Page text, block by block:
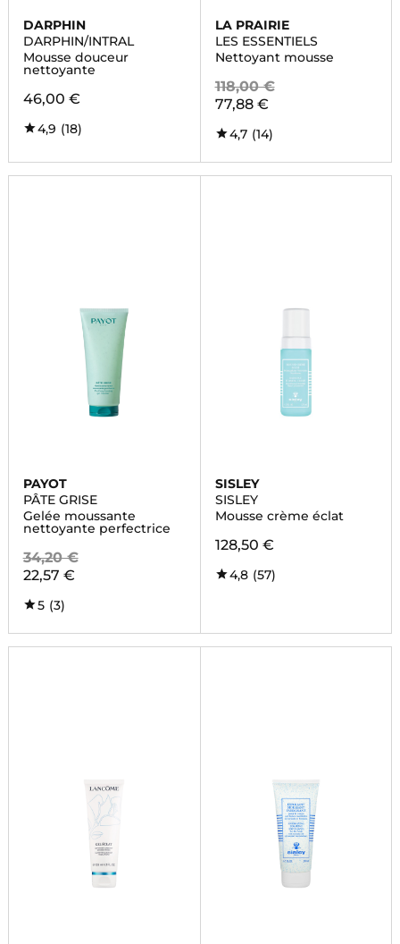
DARPHIN
DARPHIN/INTRAL
Mousse douceur
nettoyante
46,00 €
4,9 (18)
LA PRAIRIE
LES ESSENTIELS
Nettoyant mousse
118,00 €
77,88 €
4,7 (14)
PAYOT
PÂTE GRISE
Gelée moussante
nettoyante perfectrice
34,20 €
22,57 €
5 (3)
SISLEY
SISLEY
Mousse crème éclat
128,50 €
4,8 (57)